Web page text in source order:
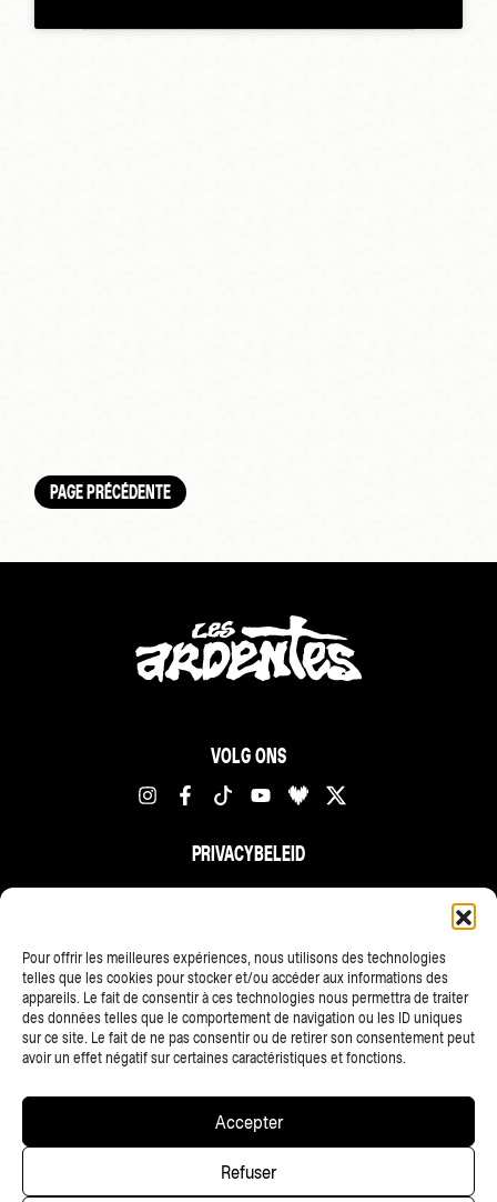
Pour offrir les meilleures expériences, nous utilisons des technologies
telles que les cookies pour stocker et/ou accéder aux informations des
appareils. Le fait de consentir à ces technologies nous permettra de traiter
des données telles que le comportement de navigation ou les ID uniques
sur ce site. Le fait de ne pas consentir ou de retirer son consentement peut
avoir un effet négatif sur certaines caractéristiques et fonctions.
Accepter
Refuser
PAGE PRÉCÉDENTE
VOLG ONS
PRIVACYBELEID
reserved • Website